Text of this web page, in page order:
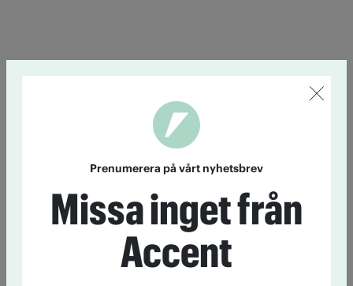
Prenumerera på vårt nyhetsbrev
Missa inget från
Accent